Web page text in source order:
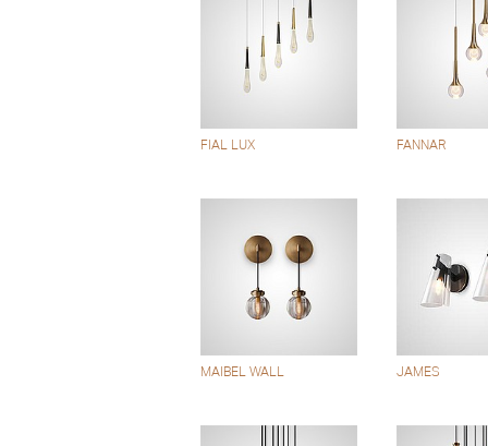
FIAL LUX FANNAR
MAIBEL WALL JAMES